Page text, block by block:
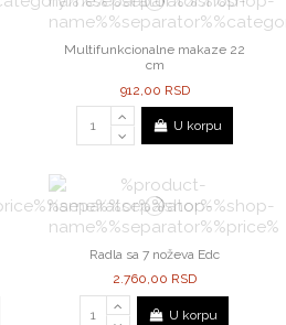
Multifunkcionalne makaze 22
cm
912,00 RSD
U korpu
Radla sa 7 noževa Edc
2.760,00 RSD
U korpu